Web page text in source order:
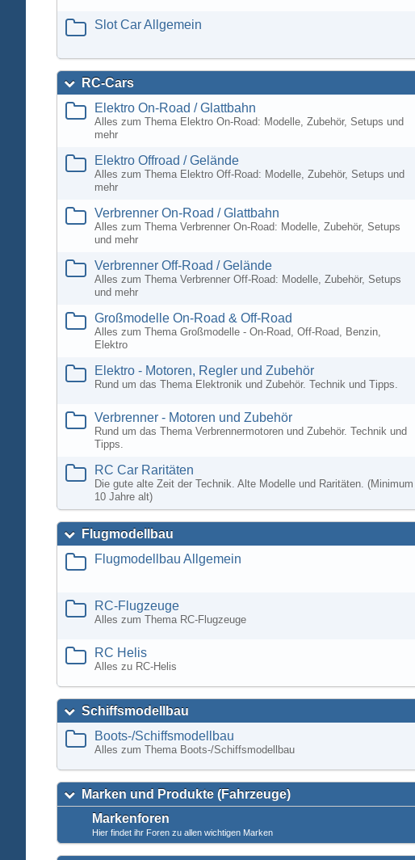
Slot Car Allgemein
RC-Cars
Elektro On-Road / Glattbahn
Alles zum Thema Elektro On-Road: Modelle, Zubehör, Setups und
mehr
Elektro Offroad / Gelände
Alles zum Thema Elektro Off-Road: Modelle, Zubehör, Setups und
mehr
Verbrenner On-Road / Glattbahn
Alles zum Thema Verbrenner On-Road: Modelle, Zubehör, Setups
und mehr
Verbrenner Off-Road / Gelände
Alles zum Thema Verbrenner Off-Road: Modelle, Zubehör, Setups
und mehr
Großmodelle On-Road & Off-Road
Alles zum Thema Großmodelle - On-Road, Off-Road, Benzin,
Elektro
Elektro - Motoren, Regler und Zubehör
Rund um das Thema Elektronik und Zubehör. Technik und Tipps.
Verbrenner - Motoren und Zubehör
Rund um das Thema Verbrennermotoren und Zubehör. Technik und
Tipps.
RC Car Raritäten
Die gute alte Zeit der Technik. Alte Modelle und Raritäten. (Minimum
10 Jahre alt)
Flugmodellbau
Flugmodellbau Allgemein
RC-Flugzeuge
Alles zum Thema RC-Flugzeuge
RC Helis
Alles zu RC-Helis
Schiffsmodellbau
Boots-/Schiffsmodellbau
Alles zum Thema Boots-/Schiffsmodellbau
Marken und Produkte (Fahrzeuge)
Markenforen
Hier findet ihr Foren zu allen wichtigen Marken